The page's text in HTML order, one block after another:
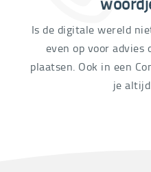
Is de digitale wereld
even op voor advies
plaatsen. Ook in een
je